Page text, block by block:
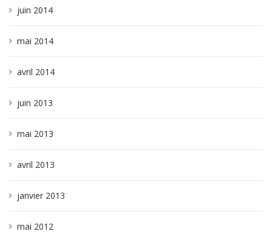
juin 2014
mai 2014
avril 2014
juin 2013
mai 2013
avril 2013
janvier 2013
mai 2012